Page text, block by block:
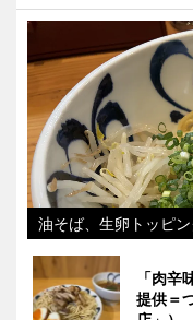
油そば、生卵トッピ
「肉
提供＝